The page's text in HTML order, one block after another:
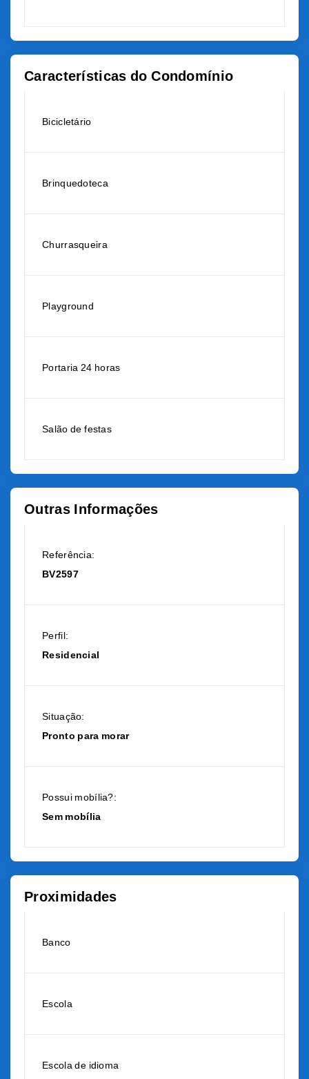
Características do Condomínio
Bicicletário
Brinquedoteca
Churrasqueira
Playground
Portaria 24 horas
Salão de festas
Outras Informações
Referência:
BV2597
Perfil:
Residencial
Situação:
Pronto para morar
Possui mobília?:
Sem mobília
Proximidades
Banco
Escola
Escola de idioma